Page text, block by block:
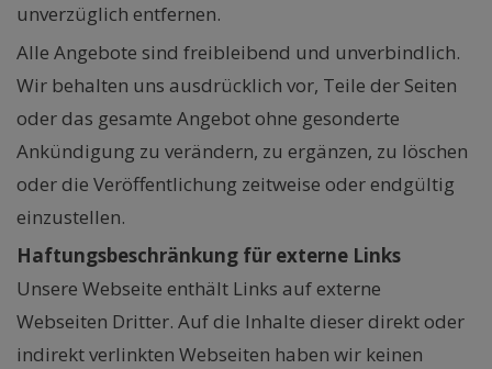
unverzüglich entfernen.
Alle Angebote sind freibleibend und unverbindlich.
Wir behalten uns ausdrücklich vor, Teile der Seiten
oder das gesamte Angebot ohne gesonderte
Ankündigung zu verändern, zu ergänzen, zu löschen
oder die Veröffentlichung zeitweise oder endgültig
einzustellen.
Haftungsbeschränkung für externe Links
Unsere Webseite enthält Links auf externe
Webseiten Dritter. Auf die Inhalte dieser direkt oder
indirekt verlinkten Webseiten haben wir keinen